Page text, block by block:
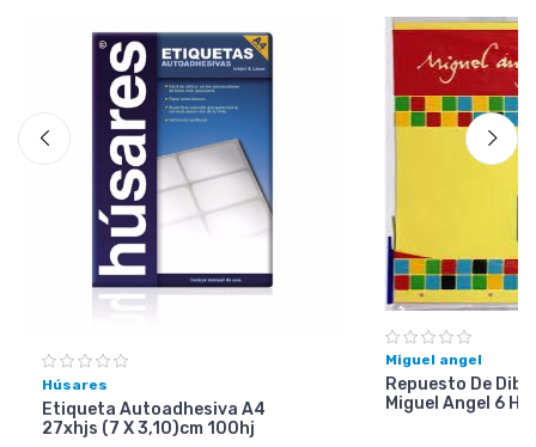
Húsares
Etiqueta Autoadhesiva A4
27xhjs (7 X 3,10)cm 100hj
Miguel angel
Repuesto De
Miguel Angel 6